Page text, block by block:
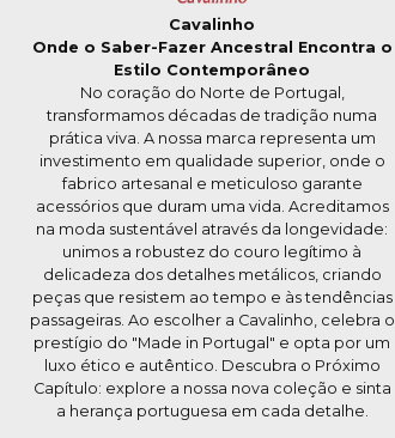
Cavalinho
Onde o Saber-Fazer Ancestral Encontra o
Estilo Contemporâneo
No coração do Norte de Portugal,
transformamos décadas de tradição numa
prática viva. A nossa marca representa um
investimento em qualidade superior, onde o
fabrico artesanal e meticuloso garante
acessórios que duram uma vida. Acreditamos
na moda sustentável através da longevidade:
unimos a robustez do couro legítimo à
delicadeza dos detalhes metálicos, criando
peças que resistem ao tempo e às tendências
passageiras. Ao escolher a Cavalinho, celebra o
prestígio do "Made in Portugal" e opta por um
luxo ético e autêntico. Descubra o Próximo
Capítulo: explore a nossa nova coleção e sinta
a herança portuguesa em cada detalhe.